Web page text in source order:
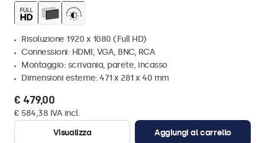
Risoluzione 1920 x 1080 (Full HD)
Connessioni: HDMI, VGA, BNC, RCA
Montaggio: scrivania, parete, incasso
Dimensioni esterne: 471 x 281 x 40 mm
€ 479,00
€ 584,38 IVA incl.
Visualizza
Aggiungi al carrello